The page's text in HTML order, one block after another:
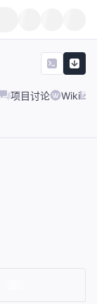
项目讨论 Wiki